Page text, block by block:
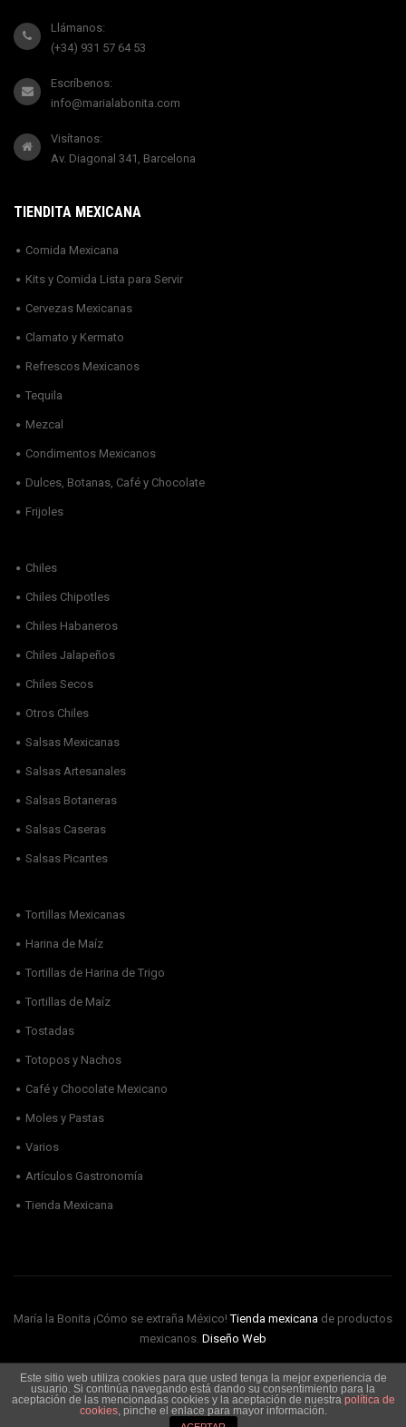
Este sitio web utiliza cookies para que usted tenga la mejor experiencia de
usuario. Si continúa navegando está dando su consentimiento para la
aceptación de las mencionadas cookies y la aceptación de nuestra política de
cookies, pinche el enlace para mayor información.
Llámanos:
(+34) 931 57 64 53
Escríbenos:
info@marialabonita.com
Visítanos:
Av. Diagonal 341, Barcelona
TIENDITA MEXICANA
Comida Mexicana
Kits y Comida Lista para Servir
Cervezas Mexicanas
Clamato y Kermato
Refrescos Mexicanos
Tequila
Mezcal
Condimentos Mexicanos
Dulces, Botanas, Café y Chocolate
Frijoles
Chiles
Chiles Chipotles
Chiles Habaneros
Chiles Jalapeños
Chiles Secos
Otros Chiles
Salsas Mexicanas
Salsas Artesanales
Salsas Botaneras
Salsas Caseras
Salsas Picantes
Tortillas Mexicanas
Harina de Maíz
Tortillas de Harina de Trigo
Tortillas de Maíz
Tostadas
Totopos y Nachos
Café y Chocolate Mexicano
Moles y Pastas
Varios
Artículos Gastronomía
Tienda Mexicana
María la Bonita ¡Cómo se extraña México!Tienda mexicana de productos
mexicanos. Diseño Web
Envíos Aviso Legal Política de cookies
Política de privacidad
Condiciones de Uso